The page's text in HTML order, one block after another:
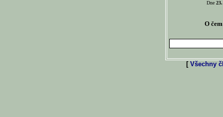
Dne
O
[ Všechny